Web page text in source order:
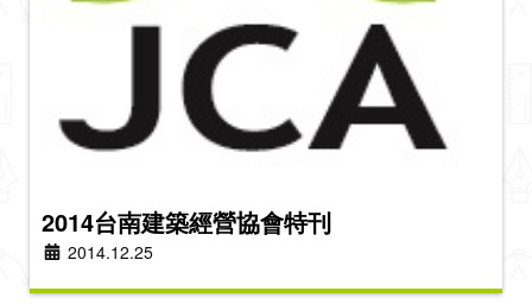
2014台南建築經營協會特刊
2014.12.25